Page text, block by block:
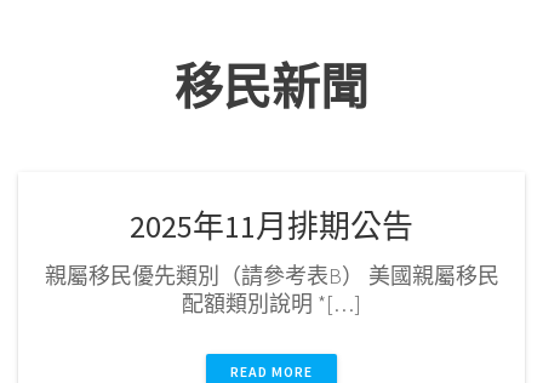
移民新聞
2025年11月排期公告
親屬移民優先類別（請參考表B） 美國親屬移民
配額類別說明 *[…]
READ MORE